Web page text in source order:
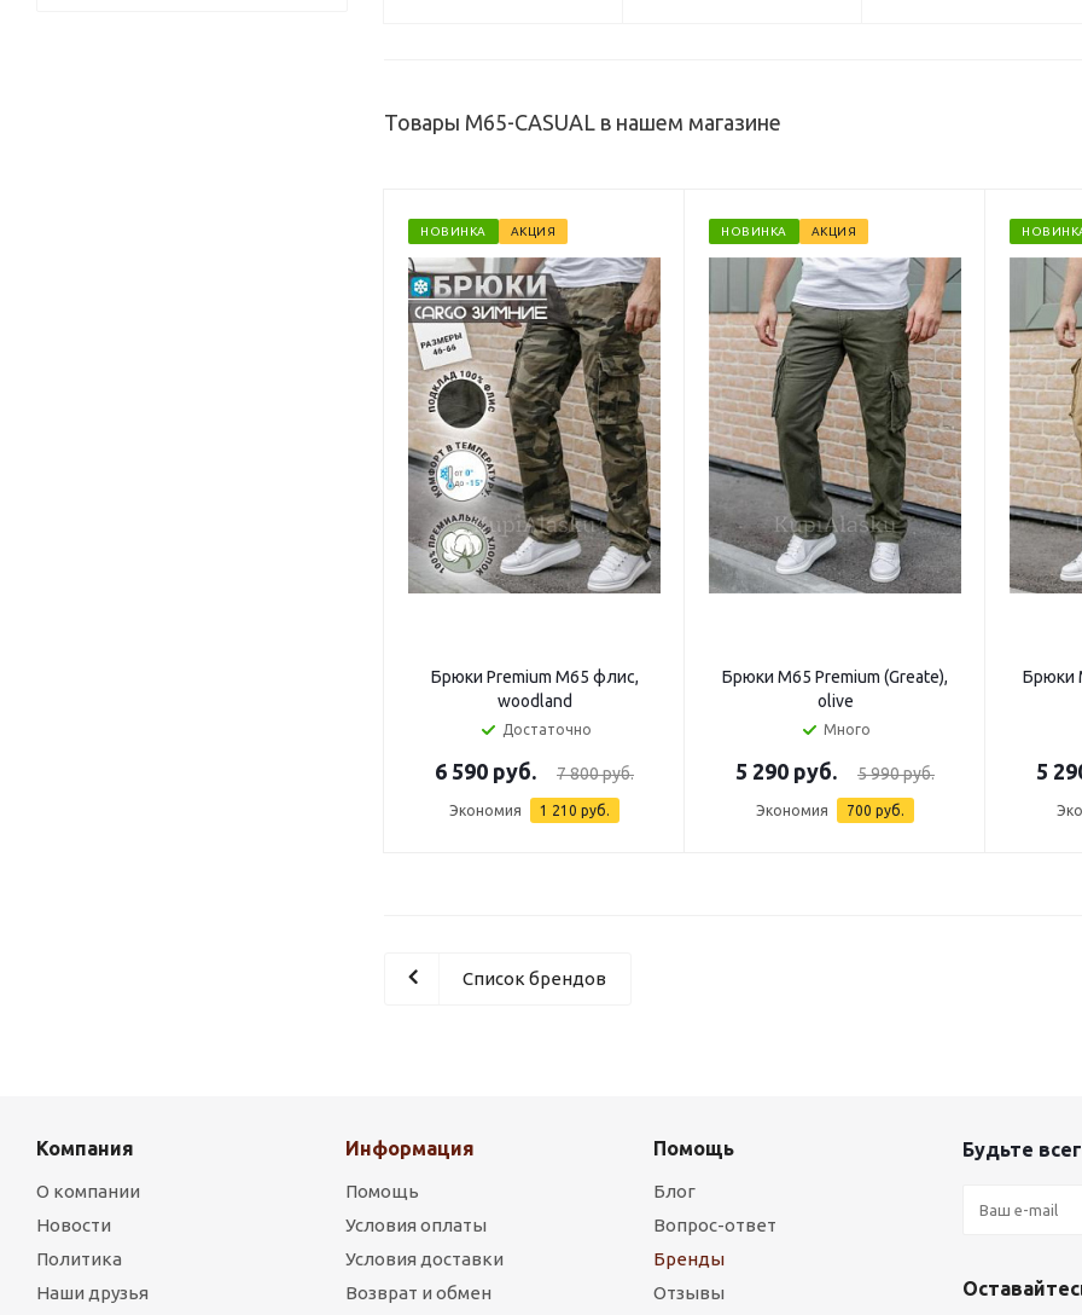
Товары M65-CASUAL в нашем магазине
НОВИНКА АКЦИЯ
Брюки Premium M65 флис,
woodland
Достаточно
6 590 руб. 7 800 руб.
Экономия 1 210 руб.
НОВИНКА АКЦИЯ
Брюки M65 Premium (Greate),
olive
Много
5 290 руб. 5 990 руб.
Экономия 700 руб.
Брюки
5
Список брендов
Компания
О компании
Новости
Политика
Наши друзья
Информация
Помощь
Условия оплаты
Условия доставки
Возврат и обмен
Помощь
Блог
Вопрос-ответ
Бренды
Отзывы
Будьте